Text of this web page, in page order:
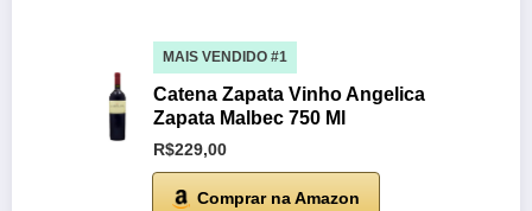
MAIS VENDIDO #1
Catena Zapata Vinho Angelica
Zapata Malbec 750 Ml
R$229,00
Comprar na Amazon